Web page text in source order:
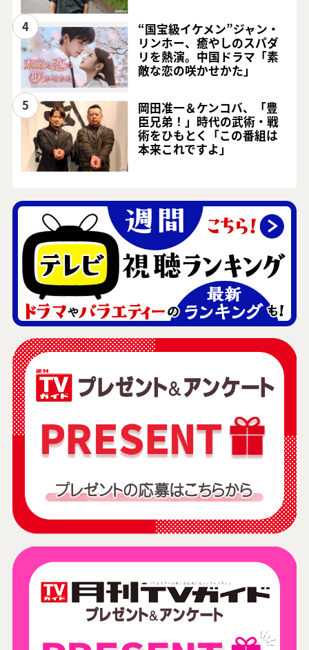
4
“国宝級イケメン”ジャン・
リンホー、癒やしのスパダ
リを熱演。中国ドラマ「素
敵な恋の咲かせかた」
5
岡田准一＆ケンコバ、「豊
臣兄弟！」時代の武術・戦
術をひもとく「この番組は
本来これですよ」